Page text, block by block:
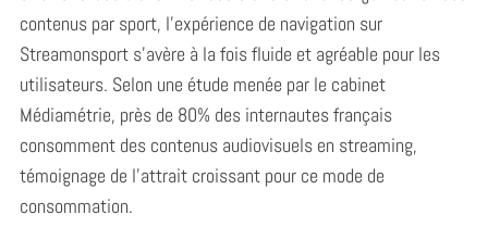
contenus par sport, l’expérience de navigation sur
Streamonsport s’avère à la fois fluide et agréable pour les
utilisateurs. Selon une étude menée par le cabinet
Médiamétrie, près de 80% des internautes français
consomment des contenus audiovisuels en streaming,
témoignage de l’attrait croissant pour ce mode de
consommation.